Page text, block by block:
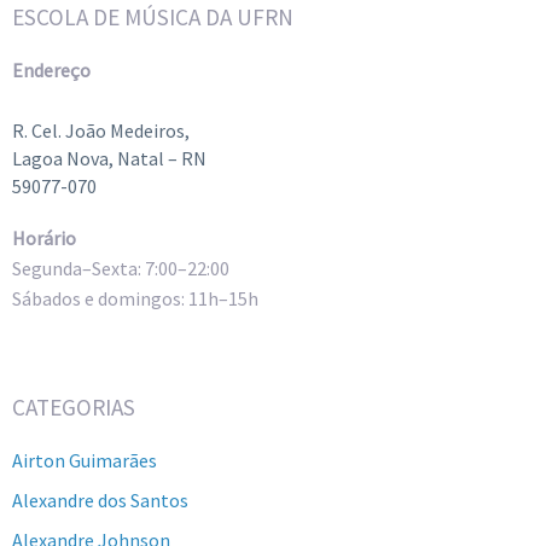
ESCOLA DE MÚSICA DA UFRN
Endereço
R. Cel. João Medeiros,
Lagoa Nova, Natal – RN
59077-070
Horário
Segunda–Sexta: 7:00–22:00
Sábados e domingos: 11h–15h
CATEGORIAS
Airton Guimarães
Alexandre dos Santos
Alexandre Johnson